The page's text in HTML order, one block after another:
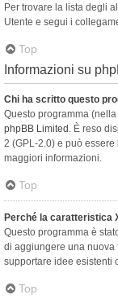
Per trovare la lista degli
Utente e segui i
Top
Informazioni su
Chi ha scritto questo
Questo programma
phpBB Limited . È reso
2 (GPL-2.0) e può
maggiori informazioni.
Top
Perché la caratteristica
Questo programma è
di aggiungere una nuova
supportare idee esistenti
Top